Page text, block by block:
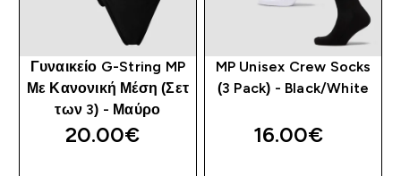
Γυναικείο G-String MP
Με Κανονική Μέση (Σετ
των 3) - Μαύρο
20.00€‎
MP Unisex Crew Socks
(3 Pack) - Black/White
16.00€‎